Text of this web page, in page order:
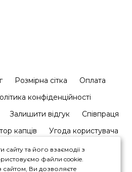
Розмірна сітка
Оплата
конфіденційності
Залишити відгук
Співпраця
капців Угода користувача
та його взаємодії з
файли cookie.
Ви дозволяєте